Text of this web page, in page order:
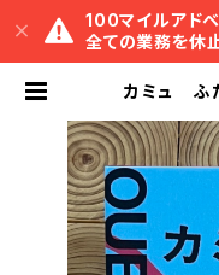
100マイルアド
全ての業務を休止
カミュ ふ